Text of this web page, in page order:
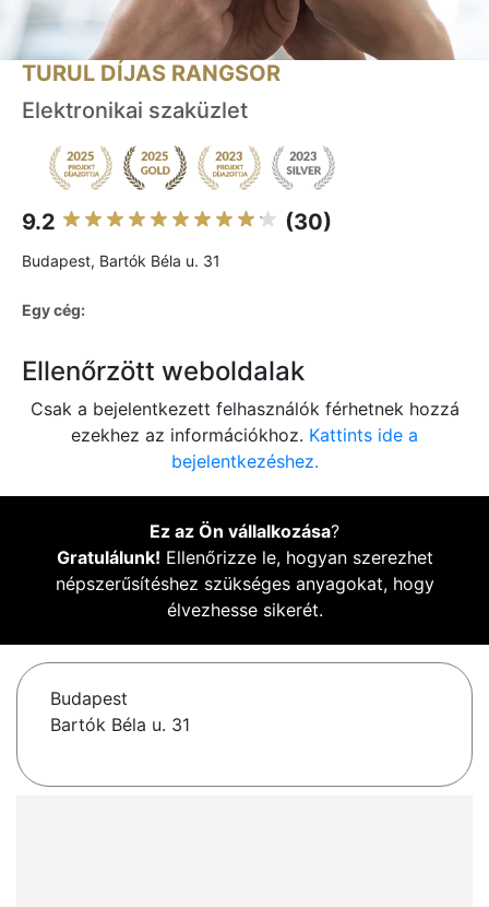
TURUL DÍJAS RANGSOR
Elektronikai szaküzlet
9.2 (30)
Budapest, Bartók Béla u. 31
Egy cég:
Ellenőrzött weboldalak
Csak a bejelentkezett felhasználók férhetnek hozzá
ezekhez az információkhoz. Kattints ide a
bejelentkezéshez.
Ez az Ön vállalkozása?
Gratulálunk! Ellenőrizze le, hogyan szerezhet
népszerűsítéshez szükséges anyagokat, hogy
élvezhesse sikerét.
Budapest
Bartók Béla u. 31